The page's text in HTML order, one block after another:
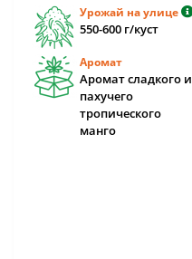
Урожай на улице
550-600 г/куст
Аромат
Аромат сладкого и
пахучего
тропического
манго